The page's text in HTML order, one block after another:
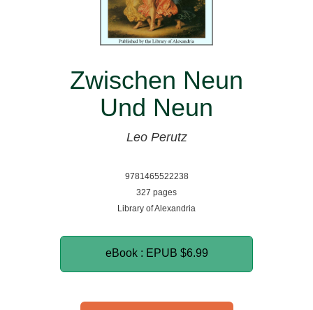
Zwischen Neun
Und Neun
Leo Perutz
9781465522238
327 pages
Library of Alexandria
eBook : EPUB $6.99